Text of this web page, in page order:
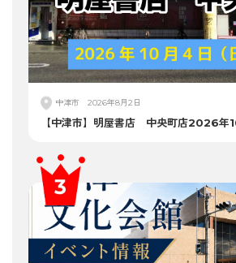
中津市 2026年8月2日
【中津市】明屋書店 中央町店2026年